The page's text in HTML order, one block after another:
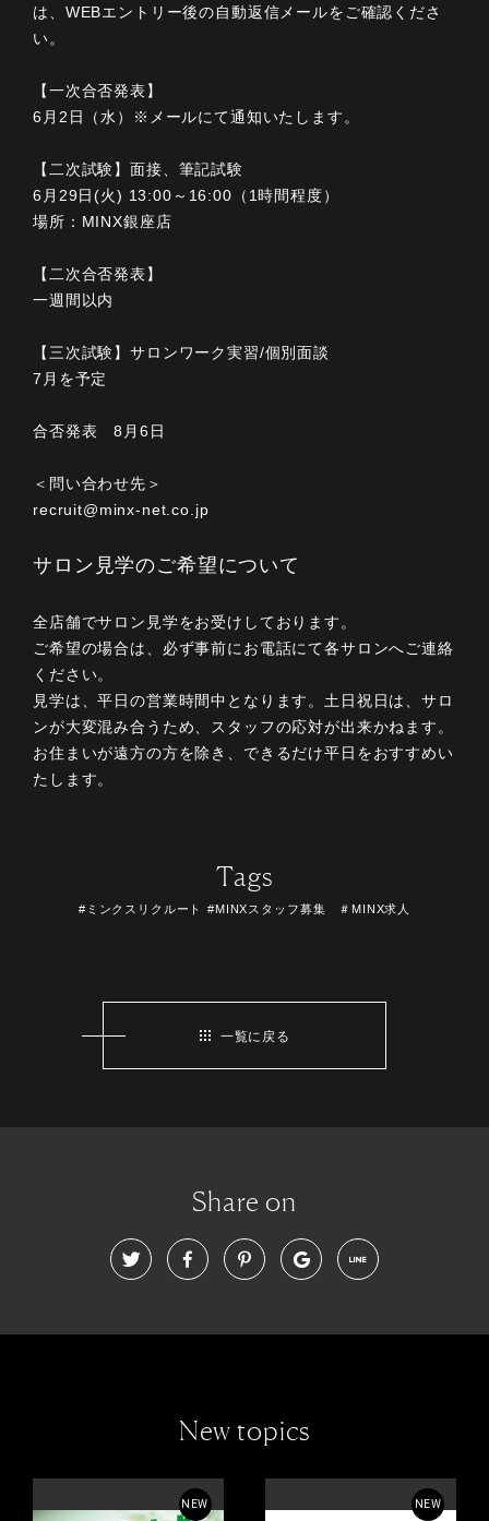
は、WEBエントリー後の自動返信メールをご確認くださ
い。
【一次合否発表】
6月2日（水）※メールにて通知いたします。
【二次試験】面接、筆記試験
6月29日(火) 13:00～16:00（1時間程度）
場所：MINX銀座店
【二次合否発表】
一週間以内
【三次試験】サロンワーク実習/個別面談
7月を予定
合否発表 8月6日
＜問い合わせ先＞
recruit@minx-net.co.jp
サロン見学のご希望について
全店舗でサロン見学をお受けしております。
ご希望の場合は、必ず事前にお電話にて各サロンへご連絡
ください。
見学は、平日の営業時間中となります。土日祝日は、サロ
ンが大変混み合うため、スタッフの応対が出来かねます。
お住まいが遠方の方を除き、できるだけ平日をおすすめい
たします。
Tags
#ミンクスリクルート #MINXスタッフ募集 ＃MINX求人
一覧に戻る
Share on
New topics
NEW NEW